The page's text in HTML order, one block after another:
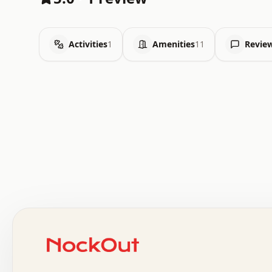
Activities1 Amenities11
.   +   .   .   o   .   .   .   .   .   .   :   .
.   .   .   o   .   .   .   .   .   .   .   .   x   .